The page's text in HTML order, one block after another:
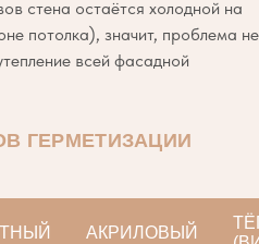
стена остаётся холодной на
потолка), значит, проблема не
всей фасадной
ГЕРМЕТИЗАЦИИ
АКРИЛОВЫЙ